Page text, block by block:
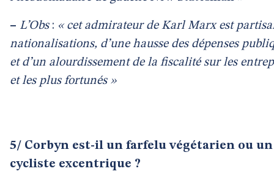
– L’Obs: « cet admirateur de Karl Marx est
nationalisations, d’une hausse des dépenses
et d’un alourdissement de la fiscalité sur les
et les plus fortunés »
5/ Corbyn est-il un farfelu végétarien ou un
cycliste excentrique ?